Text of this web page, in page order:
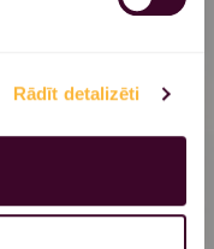
Rādīt detalizēti
visās